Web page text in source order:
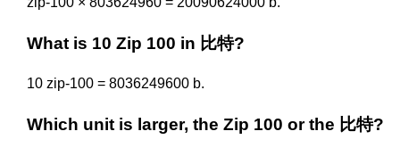
What is 10 Zip 100 in 比特?
10 zip-100 = 8036249600 b.
Which unit is larger, the Zip 100 or the 比特?